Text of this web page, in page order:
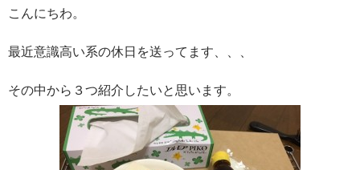
こんにちわ。
最近意識高い系の休日を送ってます、、、
その中から３つ紹介したいと思います。